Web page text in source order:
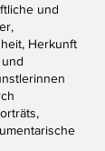
und
Herkunft